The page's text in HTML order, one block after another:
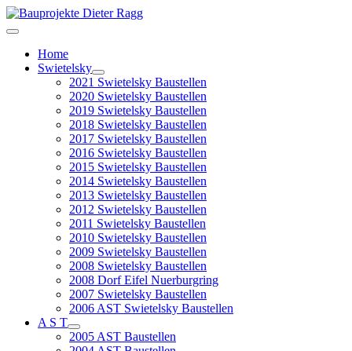
Home
Swietelsky
2021 Swietelsky Baustellen
2020 Swietelsky Baustellen
2019 Swietelsky Baustellen
2018 Swietelsky Baustellen
2017 Swietelsky Baustellen
2016 Swietelsky Baustellen
2015 Swietelsky Baustellen
2014 Swietelsky Baustellen
2013 Swietelsky Baustellen
2012 Swietelsky Baustellen
2011 Swietelsky Baustellen
2010 Swietelsky Baustellen
2009 Swietelsky Baustellen
2008 Swietelsky Baustellen
2008 Dorf Eifel Nuerburgring
2007 Swietelsky Baustellen
2006 AST Swietelsky Baustellen
A S T
2005 AST Baustellen